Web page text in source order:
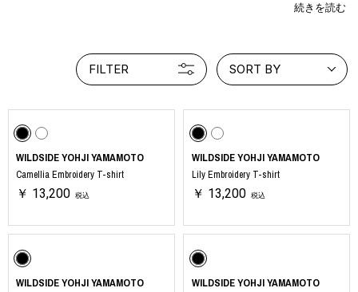
よりモダンにカスタマイズを重ね、機能性と共にアップデートしたユニ
続きを読む
FILTER SORT BY
WILDSIDE YOHJI YAMAMOTO
Camellia Embroidery T-shirt
￥ 13,200 税込
WILDSIDE YOHJI YAMAMOTO
Lily Embroidery T-shirt
￥ 13,200 税込
WILDSIDE YOHJI YAMAMOTO WILDSIDE YOHJI YAMAMOTO